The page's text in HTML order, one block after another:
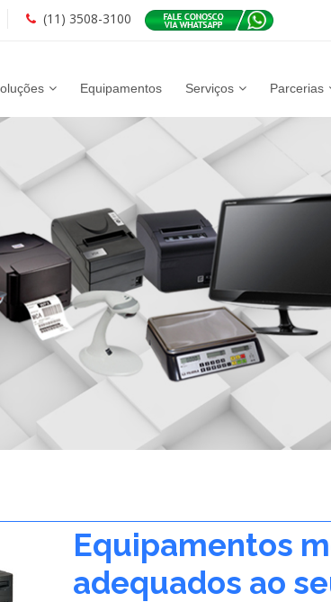
(11) 3508-3100
Equipamentos Serviços Parcerias
Equipamentos
adequados ao